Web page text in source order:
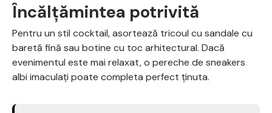
Încălțămintea potrivită
Pentru un stil cocktail, asortează tricoul cu sandale cu
baretă fină sau botine cu toc arhitectural. Dacă
evenimentul este mai relaxat, o pereche de sneakers
albi imaculați poate completa perfect ținuta.